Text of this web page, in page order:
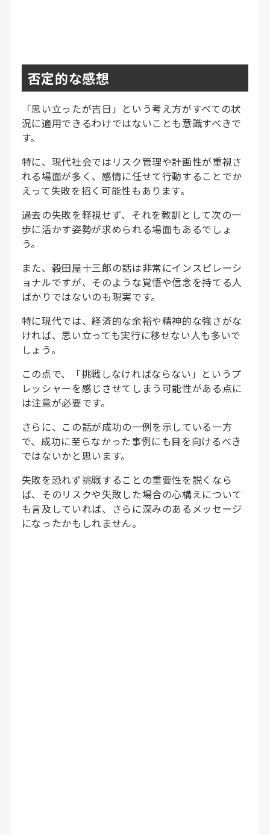
否定的な感想
「思い立ったが吉日」という考え方がすべての状
況に適用できるわけではないことも意識すべきで
す。
特に、現代社会ではリスク管理や計画性が重視さ
れる場面が多く、感情に任せて行動することでか
えって失敗を招く可能性もあります。
過去の失敗を軽視せず、それを教訓として次の一
歩に活かす姿勢が求められる場面もあるでしょ
う。
また、穀田屋十三郎の話は非常にインスピレーシ
ョナルですが、そのような覚悟や信念を持てる人
ばかりではないのも現実です。
特に現代では、経済的な余裕や精神的な強さがな
ければ、思い立っても実行に移せない人も多いで
しょう。
この点で、「挑戦しなければならない」というプ
レッシャーを感じさせてしまう可能性がある点に
は注意が必要です。
さらに、この話が成功の一例を示している一方
で、成功に至らなかった事例にも目を向けるべき
ではないかと思います。
失敗を恐れず挑戦することの重要性を説くなら
ば、そのリスクや失敗した場合の心構えについて
も言及していれば、さらに深みのあるメッセージ
になったかもしれません。